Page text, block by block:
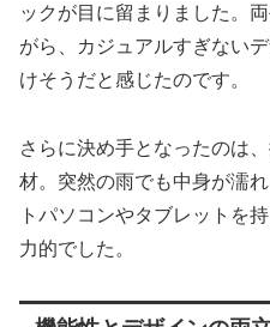
ックが目に留まりました。
がら、カジュアルすぎない
けそうだと感じたのです。
さらに決め手となったのは
材。突然の雨でも中身が濡
トパソコンやタブレットを
力的でした。